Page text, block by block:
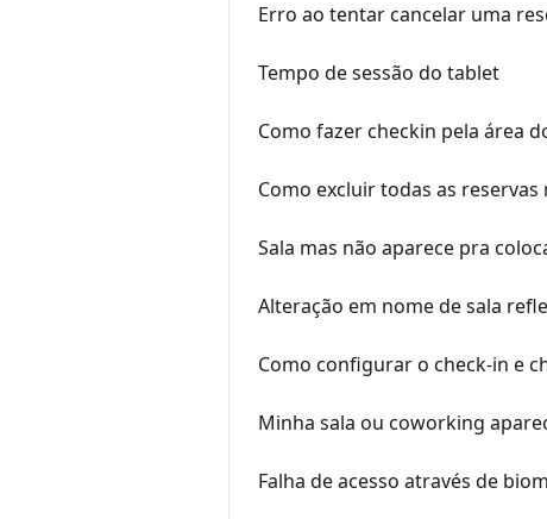
Erro ao tentar cancelar uma
Tempo de sessão do tablet
Como fazer checkin pela área
Como excluir todas as
Sala mas não aparece pra
Alteração em nome de sala
Como configurar o check-in e
Minha sala ou coworking
Falha de acesso através de